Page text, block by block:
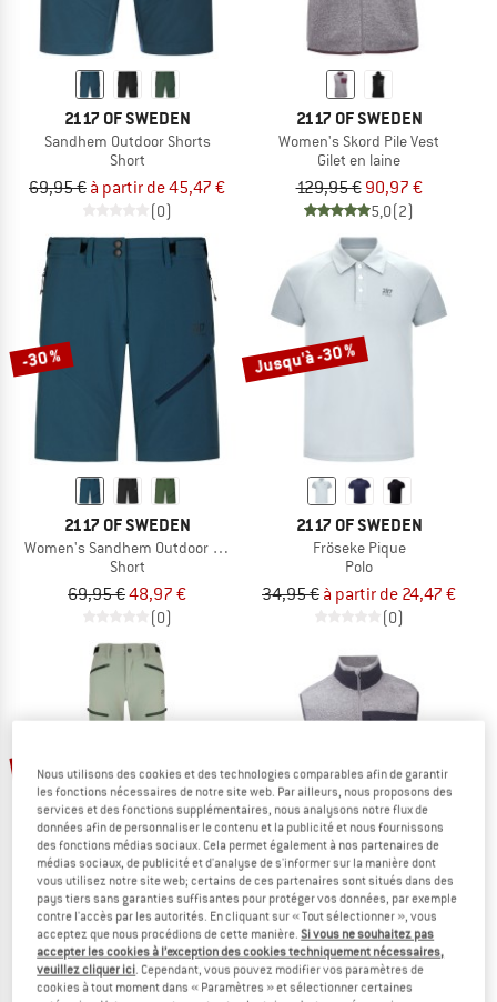
2117 OF SWEDEN
Sandhem Outdoor Shorts
Short
69,95 € à partir de 45,47 €
(0)
2117 OF SWEDEN
Women's Skord Pile Vest
Gilet en laine
129,95 € 90,97 €
5,0(2)
-30 %
2117 OF SWEDEN
Women's Sandhem Outdoor Shorts
Short
69,95 €48,97 €
(0)
Jusqu'à -30 %
2117 OF SWEDEN
Fröseke Pique
Polo
34,95 € à partir de 24,47 €
(0)
-30 %
2117 OF SWEDEN
Women's Byxan Pant
Pantalon de trekking
Jusqu'à -35 %
2117 OF SWEDEN
Skord Pile Vest
Gilet en laine
Nous utilisons des cookies et des technologies comparables afin de garantir
les fonctions nécessaires de notre site web. Par ailleurs, nous proposons des
services et des fonctions supplémentaires, nous analysons notre flux de
données afin de personnaliser le contenu et la publicité et nous fournissons
des fonctions médias sociaux. Cela permet également à nos partenaires de
médias sociaux, de publicité et d'analyse de s'informer sur la manière dont
vous utilisez notre site web; certains de ces partenaires sont situés dans des
pays tiers sans garanties suffisantes pour protéger vos données, par exemple
contre l'accès par les autorités. En cliquant sur « Tout sélectionner », vous
acceptez que nous procédions de cette manière.Si vous ne souhaitez pas
accepter les cookies à l’exception des cookies techniquement nécessaires,
veuillez cliquer ici. Cependant, vous pouvez modifier vos paramètres de
cookies à tout moment dans « Paramètres » et sélectionner certaines